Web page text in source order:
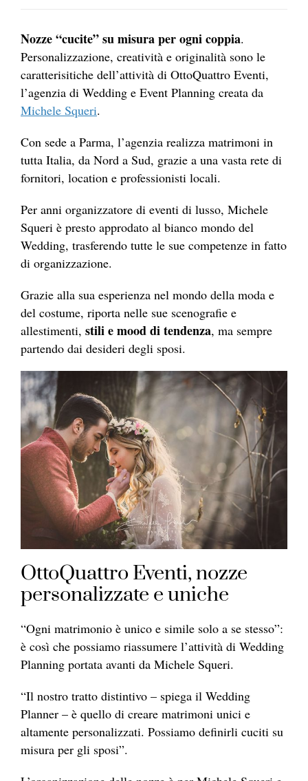
Nozze “cucite” su misura per ogni coppia.
Personalizzazione, creatività e originalità sono le
caratterisitiche dell’attività di OttoQuattro Eventi,
l’agenzia di Wedding e Event Planning creata da
Michele Squeri.
Con sede a Parma, l’agenzia realizza matrimoni in
tutta Italia, da Nord a Sud, grazie a una vasta rete di
fornitori, location e professionisti locali.
Per anni organizzatore di eventi di lusso, Michele
Squeri è presto approdato al bianco mondo del
Wedding, trasferendo tutte le sue competenze in fatto
di organizzazione.
Grazie alla sua esperienza nel mondo della moda e
del costume, riporta nelle sue scenografie e
allestimenti, stili e mood di tendenza, ma sempre
partendo dai desideri degli sposi.
OttoQuattro Eventi, nozze
personalizzate e uniche
“Ogni matrimonio è unico e simile solo a se stesso”:
è così che possiamo riassumere l’attività di Wedding
Planning portata avanti da Michele Squeri.
“Il nostro tratto distintivo – spiega il Wedding
Planner – è quello di creare matrimoni unici e
altamente personalizzati. Possiamo definirli cuciti su
misura per gli sposi”.